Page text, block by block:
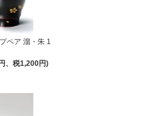
ペア 溜・朱 1
、税1,200円)